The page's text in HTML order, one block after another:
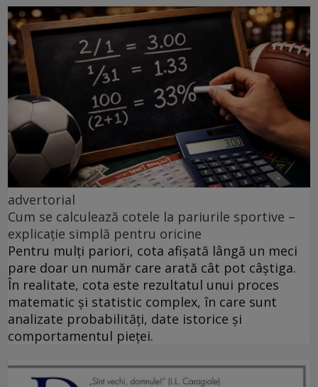
advertorial
Cum se calculează cotele la pariurile sportive –
explicație simplă pentru oricine
Pentru mulți pariori, cota afișată lângă un meci
pare doar un număr care arată cât pot câștiga.
În realitate, cota este rezultatul unui proces
matematic și statistic complex, în care sunt
analizate probabilități, date istorice și
comportamentul pieței.